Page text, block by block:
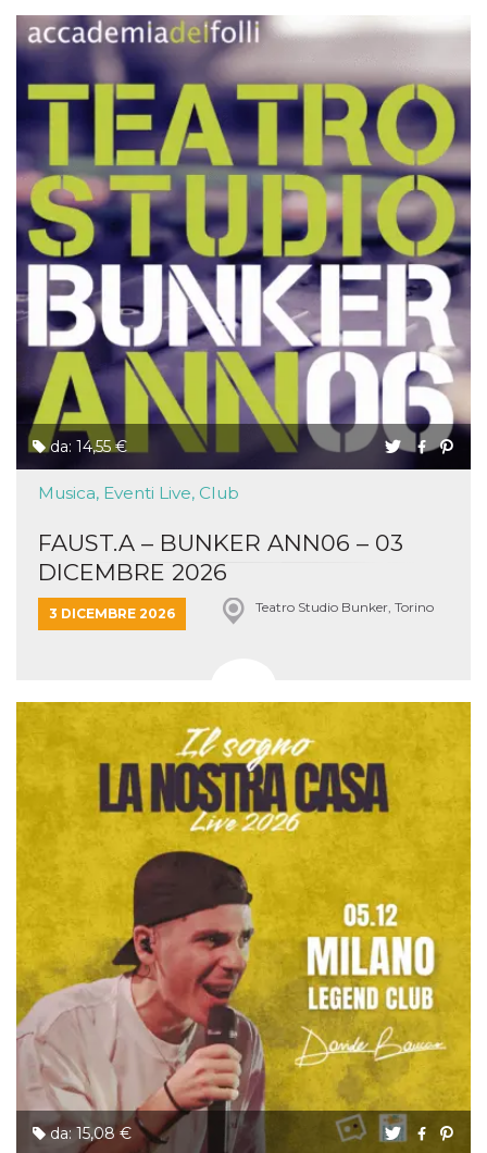
da: 14,55 €
Musica, Eventi Live, Club
FAUST.A – BUNKER ANN06 – 03
DICEMBRE 2026
3 DICEMBRE 2026 Teatro Studio Bunker, Torino
da: 15,08 €